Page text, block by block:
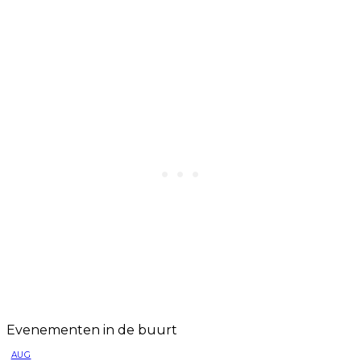
Evenementen in de buurt
AUG